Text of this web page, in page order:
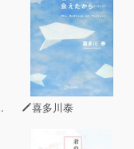
りもれっきとした
やーしみん』の経
術の際に、
らかうくせがあ
喜多川泰